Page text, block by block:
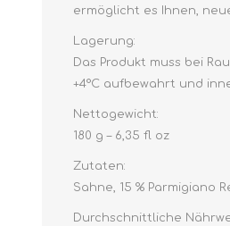
ermöglicht es Ihnen,
Lagerung:
Das Produkt muss bei
+4°C aufbewahrt und
Nettogewicht:
180 g – 6,35 fl oz
Zutaten:
Sahne, 15 % Parmigiano
Durchschnittliche